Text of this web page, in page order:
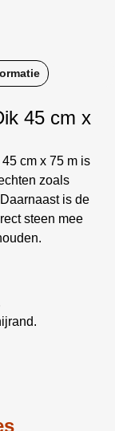
45 cm x
cm x 75 m is
zoals
is de
steen mee